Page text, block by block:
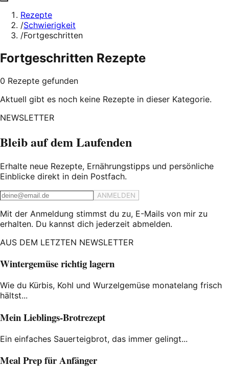
Rezepte
/Schwierigkeit
/Fortgeschritten
Fortgeschritten Rezepte
0 Rezepte gefunden
Aktuell gibt es noch keine Rezepte in dieser Kategorie.
NEWSLETTER
Bleib auf dem Laufenden
Erhalte neue Rezepte, Ernährungstipps und persönliche
Einblicke direkt in dein Postfach.
ANMELDEN
Mit der Anmeldung stimmst du zu, E-Mails von mir zu
erhalten. Du kannst dich jederzeit abmelden.
AUS DEM LETZTEN NEWSLETTER
Wintergemüse richtig lagern
Wie du Kürbis, Kohl und Wurzelgemüse monatelang frisch
hältst...
Mein Lieblings-Brotrezept
Ein einfaches Sauerteigbrot, das immer gelingt...
Meal Prep für Anfänger